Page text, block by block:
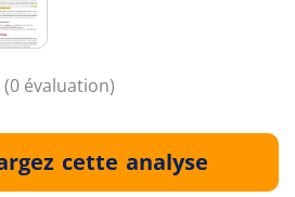
(0 évaluation)
cette analyse